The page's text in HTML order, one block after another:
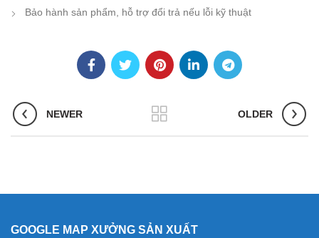
Bảo hành sản phẩm, hỗ trợ đổi trả nếu lỗi kỹ thuật
NEWER OLDER
GOOGLE MAP XƯỞNG SẢN XUẤT